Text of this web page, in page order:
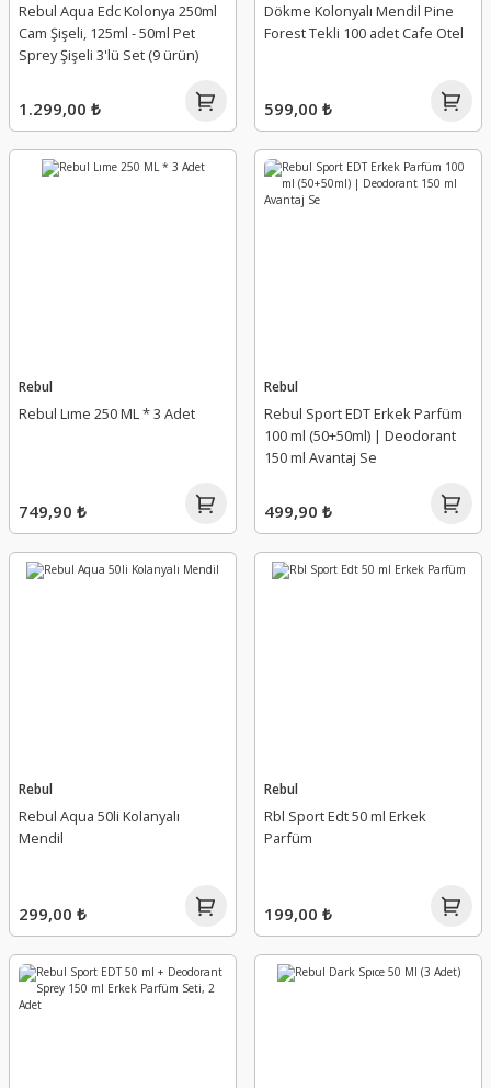
Rebul Aqua Edc Kolonya 250ml
Cam Şişeli, 125ml - 50ml Pet
Sprey Şişeli 3'lü Set (9 ürün)
1.299,00 ₺
Dökme Kolonyalı Mendil Pine
Forest Tekli 100 adet Cafe Otel
599,00 ₺
Rebul
Rebul Lıme 250 ML * 3 Adet
749,90 ₺
Rebul
Rebul Sport EDT Erkek Parfüm
100 ml (50+50ml) | Deodorant
150 ml Avantaj Se
499,90 ₺
Rebul
Rebul Aqua 50li Kolanyalı
Mendil
299,00 ₺
Rebul
Rbl Sport Edt 50 ml Erkek
Parfüm
199,00 ₺